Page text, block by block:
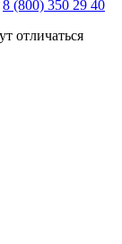
8 (800) 350 29 40
отличаться